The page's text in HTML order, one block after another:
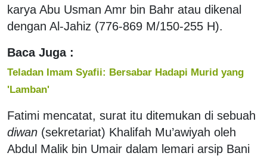
karya Abu Usman Amr bin Bahr atau dikenal
dengan Al-Jahiz (776-869 M/150-255 H).
Baca Juga :
Teladan Imam Syafii: Bersabar Hadapi Murid yang
'Lamban'
Fatimi mencatat, surat itu ditemukan di sebuah
diwan (sekretariat) Khalifah Mu’awiyah oleh
Abdul Malik bin Umair dalam lemari arsip Bani